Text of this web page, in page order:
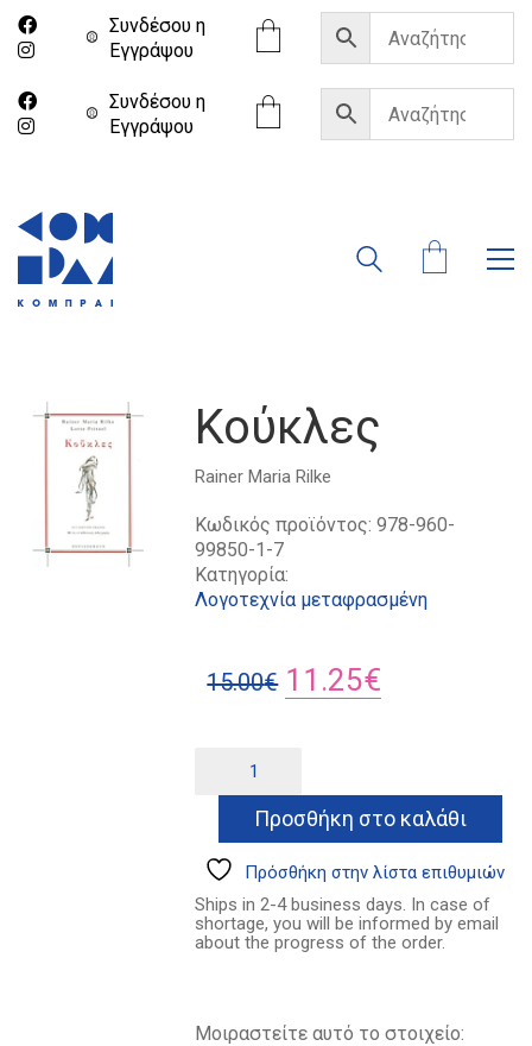
Συνδέσου η
Eγγράψου
Συνδέσου η
Eγγράψου
Κούκλες
Rainer Maria Rilke
Κωδικός προϊόντος:978-960-
99850-1-7
Κατηγορία:
Λογοτεχνία μεταφρασμένη
15.00€ Original
15.00€.
11.25€
είναι:
11.25€.
ποσότητα
Προσθήκη στο καλάθι
Πρόσθήκη στην λίστα επιθυμιών
Ships in 2-4 business days. In case of
shortage, you will be informed by email
about the progress of the order.
Μοιραστείτε αυτό το στοιχείο: